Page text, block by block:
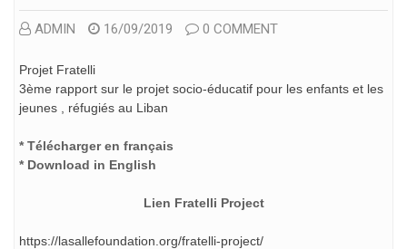
ADMIN 16/09/2019 0 COMMENT
Projet Fratelli
3ème rapport sur le projet socio-éducatif pour les enfants et les
jeunes , réfugiés au Liban
* Télécharger en français
* Download in English
Lien Fratelli Project
https://lasallefoundation.org/fratelli-project/